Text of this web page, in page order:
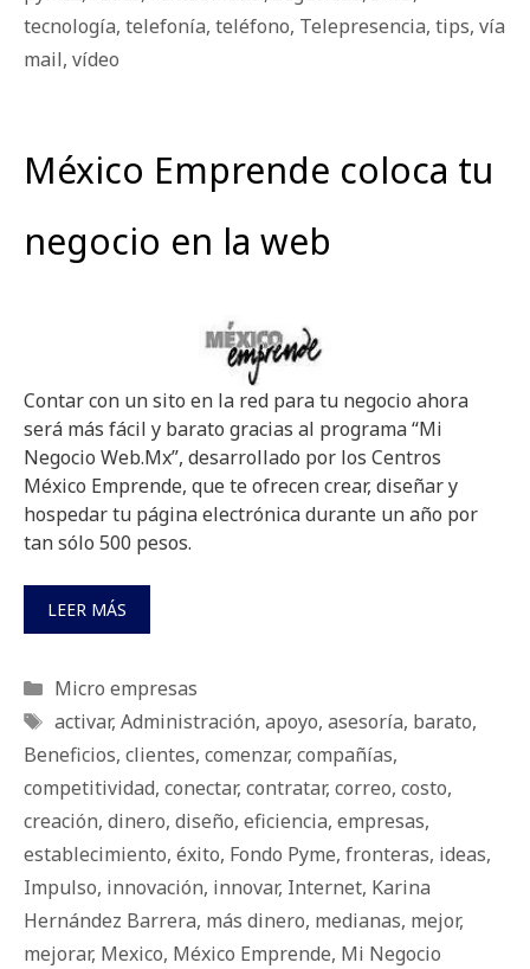
tecnología, telefonía, teléfono, Telepresencia, tips, vía
mail, vídeo
México Emprende coloca tu
negocio en la web
Contar con un sito en la red para tu negocio ahora
será más fácil y barato gracias al programa “Mi
Negocio Web.Mx”, desarrollado por los Centros
México Emprende, que te ofrecen crear, diseñar y
hospedar tu página electrónica durante un año por
tan sólo 500 pesos.
LEER MÁS
Categorías
Micro empresas
Etiquetas
activar, Administración, apoyo, asesoría, barato,
Beneficios, clientes, comenzar, compañías,
competitividad, conectar, contratar, correo, costo,
creación, dinero, diseño, eficiencia, empresas,
establecimiento, éxito, Fondo Pyme, fronteras, ideas,
Impulso, innovación, innovar, Internet, Karina
Hernández Barrera, más dinero, medianas, mejor,
mejorar, Mexico, México Emprende, Mi Negocio